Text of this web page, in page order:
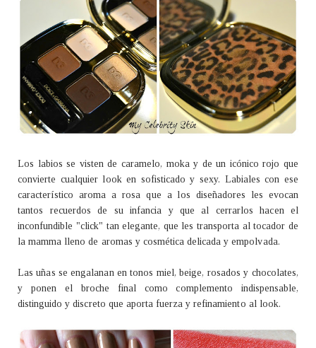
Los labios se visten de caramelo, moka y de un icónico rojo que
convierte cualquier look en sofisticado y sexy. Labiales con ese
característico aroma a rosa que a los diseñadores les evocan
tantos recuerdos de su infancia y que al cerrarlos hacen el
inconfundible "click" tan elegante, que les transporta al tocador de
la mamma lleno de aromas y cosmética delicada y empolvada.
Las uñas se engalanan en tonos miel, beige, rosados y chocolates,
y ponen el broche final como complemento indispensable,
distinguido y discreto que aporta fuerza y refinamiento al look.